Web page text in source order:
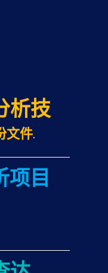
析技
文件.
项目